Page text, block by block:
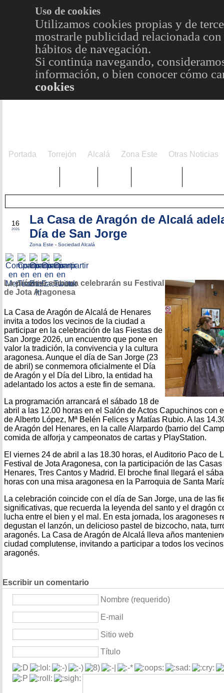
Uso de cookies
Utilizamos cookies propias y de
mostrarle publicidad relacionada
hábitos de navegación.
Si continúa navegando,
información, o bien conocer cómo
cookies
Portada Torrejón Alcalá Zona Este Otras Noticias
16
2026
La Casa de Aragón de Alcalá
Día de San Jorge
Zona Este - Sociedad Alcalá
La próxima semana celebrarán su Festival
de Jota Aragonesa
La Casa de Aragón de Alcalá de Henares
invita a todos los vecinos de la ciudad a
participar en la celebración de las Fiestas de
San Jorge 2026, un encuentro que pone en
valor la tradición, la convivencia y la cultura
aragonesa. Aunque el día de San Jorge (23
de abril) se conmemora oficialmente el Día
de Aragón y el Día del Libro, la entidad ha
adelantado los actos a este fin de semana.
La programación arrancará el sábado 18 de
abril a las 12.00 horas en el Salón de Actos Capuchinos con
de Alberto López, Mª Belén Felices y Matías Rubio. A las
de Aragón del Henares, en la calle Alarpardo (barrio del
comida de alforja y campeonatos de cartas y PlayStation.
El viernes 24 de abril a las 18.30 horas, el Auditorio Paco de
Festival de Jota Aragonesa, con la participación de las
Henares, Tres Cantos y Madrid. El broche final llegará el
horas con una misa aragonesa en la Parroquia de Santa
La celebración coincide con el día de San Jorge, una de las
significativas, que recuerda la leyenda del santo y el dragón
lucha entre el bien y el mal. En esta jornada, los aragoneses
degustan el lanzón, un delicioso pastel de bizcocho, nata,
aragonés. La Casa de Aragón de Alcalá lleva años
ciudad complutense, invitando a participar a todos los
aragonés.
Escribir un comentario
Nombre (requerido)
E-mail
Sitio web
Título